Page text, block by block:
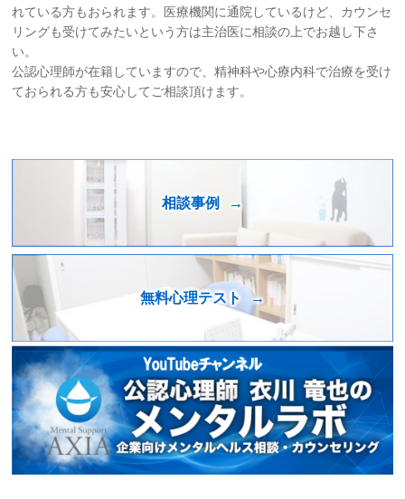
れている方もおられます。医療機関に通院しているけど、カウンセ
リングも受けてみたいという方は主治医に相談の上でお越し下さ
い。
公認心理師が在籍していますので、精神科や心療内科で治療を受け
ておられる方も安心してご相談頂けます。
相談事例
無料心理テスト